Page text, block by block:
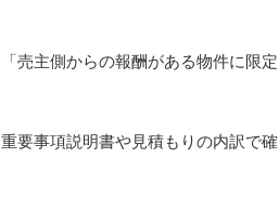
売主側からの報酬がある物件に限定
要事項説明書や見積もりの内訳で確